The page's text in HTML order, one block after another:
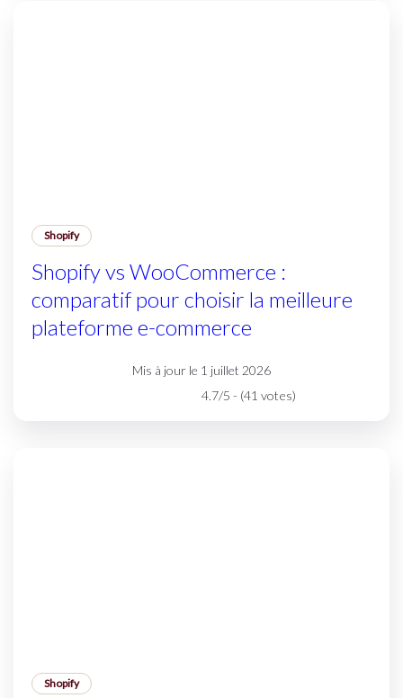
Shopify
Shopify vs WooCommerce :
comparatif pour choisir la meilleure
plateforme e-commerce
Mis à jour le 1 juillet 2026
4.7/5 - (41 votes)
Shopify